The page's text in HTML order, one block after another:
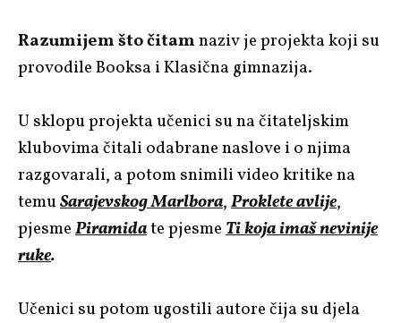
Razumijem što čitamnaziv je projekta koji su
provodile Booksa i Klasična gimnazija.
U sklopu projekta učenici su na čitateljskim
klubovima čitali odabrane naslove i o njima
razgovarali, a potom snimili video kritike na
temuSarajevskog Marlbora,Proklete avlije,
pjesmePiramidate pjesmeTi koja imaš nevinije
ruke.
Učenici su potom ugostili autore čija su djela